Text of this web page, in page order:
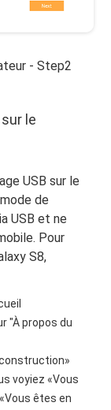
- Step2
le
USB sur le
de
USB et ne
Pour
S8,
"À propos du
voyiez «Vous
êtes en